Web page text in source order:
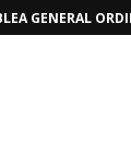
GENERAL